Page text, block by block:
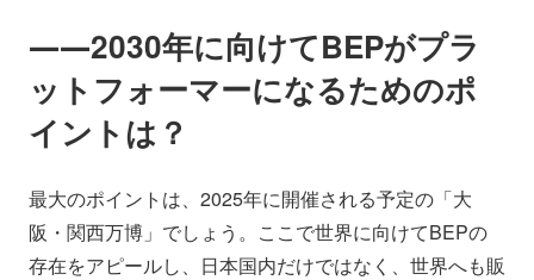
――2030年に向けてBEPがプラ
ットフォーマーになるためのポ
イントは？
最大のポイントは、2025年に開催される予定の「大
阪・関西万博」でしょう。ここで世界に向けてBEPの
存在をアピールし、日本国内だけではなく、世界へも販